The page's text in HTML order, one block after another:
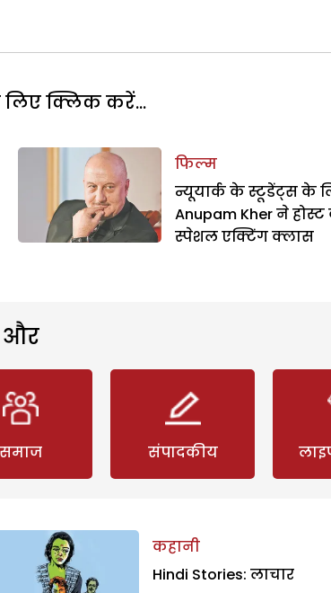
क्लिक करें...
फिल्म
न्यूयार्क के स्टूडेंट्स के
Anupam Kher ने होस्ट
स्पेशल एक्टिंग क्लास
और
समाज संपादकीय
कहानी
Hindi Stories: लाचार